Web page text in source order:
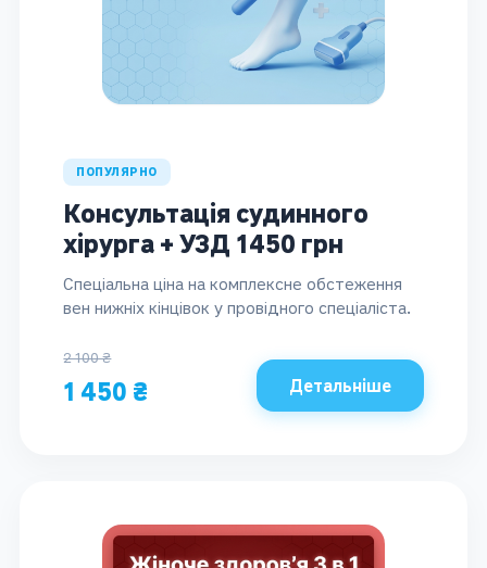
ПОПУЛЯРНО
Консультація судинного
хірурга + УЗД 1450 грн
Спеціальна ціна на комплексне обстеження
вен нижніх кінцівок у провідного спеціаліста.
2 100 ₴
1 450 ₴ Детальніше